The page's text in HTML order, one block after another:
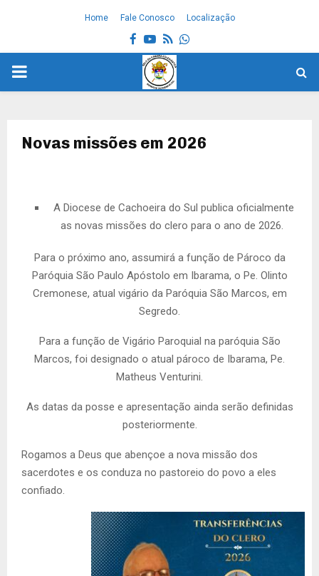
Home Fale Conosco Localização
Facebook
Youtube
RssWhatsapp
PRIMARY
Novas missões em 2026
A Diocese de Cachoeira do Sul publica oficialmente
as novas missões do clero para o ano de 2026.
Para o próximo ano, assumirá a função de Pároco da
Paróquia São Paulo Apóstolo em Ibarama, o Pe. Olinto
Cremonese, atual vigário da Paróquia São Marcos, em
Segredo.
Para a função de Vigário Paroquial na paróquia São
Marcos, foi designado o atual pároco de Ibarama, Pe.
Matheus Venturini.
As datas da posse e apresentação ainda serão definidas
posteriormente.
Rogamos a Deus que abençoe a nova missão dos
sacerdotes e os conduza no pastoreio do povo a eles
confiado.